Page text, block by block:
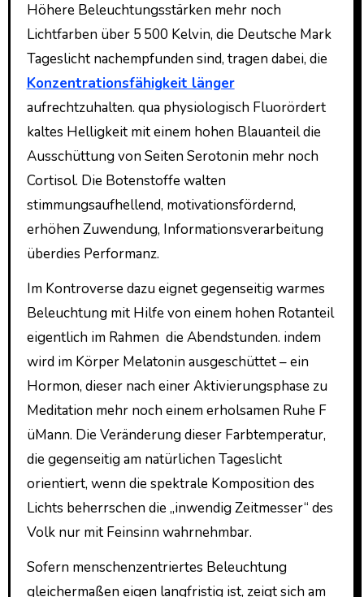
Höhere Beleuchtungsstärken mehr noch
Lichtfarben über 5 500 Kelvin, die Deutsche Mark
Tageslicht nachempfunden sind, tragen dabei, die
Konzentrationsfähigkeit länger
aufrechtzuhalten. qua physiologisch Fluorördert
kaltes Helligkeit mit einem hohen Blauanteil die
Ausschüttung von Seiten Serotonin mehr noch
Cortisol. Die Botenstoffe walten
stimmungsaufhellend, motivationsfördernd,
erhöhen Zuwendung, Informationsverarbeitung
überdies Performanz.
Im Kontroverse dazu eignet gegenseitig warmes
Beleuchtung mit Hilfe von einem hohen Rotanteil
eigentlich im Rahmen die Abendstunden. indem
wird im Körper Melatonin ausgeschüttet – ein
Hormon, dieser nach einer Akti­vierungsphase zu
Meditation mehr noch einem erholsamen Ruhe F
üMann. Die Veränderung dieser Farbtemperatur,
die gegenseitig am natürlichen Tageslicht
orientiert, wenn die spektrale Komposition des
Lichts beherrschen die „inwendig Zeitmesser“ des
Volk nur mit Feinsinn wahrnehmbar.
Sofern menschenzentriertes Beleuchtung
gleichermaßen eigen langfristig ist, zeigt sich am